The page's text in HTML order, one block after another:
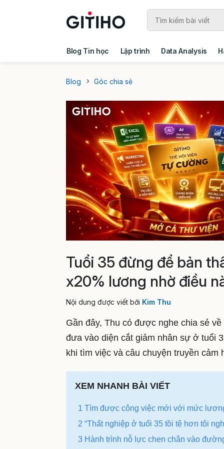
Blog Tin học Lập trình Data Analysis
Blog
Góc chia sẻ
Tuổi 35 đừng để bản
x20% lương nhờ điều
Nội dung được viết bởi Kim Thu
Gần đây, Thu có được nghe chia sẻ
đưa vào diện cắt giảm nhân sự ở tuổi
khi tìm việc và câu chuyện truyền
XEM NHANH BÀI VIẾT
1 Tìm được công việc mới với mức
2 “Thất nghiệp ở tuổi 35 tồi tệ hơn tôi
3 Hành trình nỗ lực chen chân vào